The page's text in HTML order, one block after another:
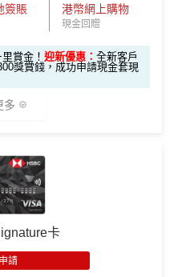
MrMiles.hk/hsbc-em-for
由里先生派出🎯38新會員額
轉數快回贈！詳情
全新客
戶簽$8,
000*
簽賬 港幣網上購物
現金回贈
賞金！ 迎新優惠： 全新客戶
獎賞錢，成功申請現金套現
多
hsbc-red-apply
MrMiles.hk/hsbc-red-for
（由里先生派出🎯38新會員額
卡
請